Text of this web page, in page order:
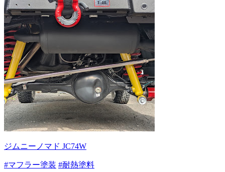
ジムニーノマド JC74W
#マフラー塗装 #耐熱塗料